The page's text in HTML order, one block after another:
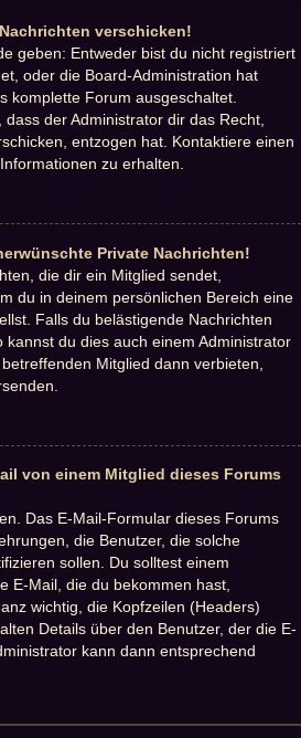
verschicken!
geben: Entweder bist du nicht registriert
oder die Board-Administration hat
komplette Forum ausgeschaltet.
der Administrator dir das Recht,
entzogen hat. Kontaktiere einen
zu erhalten.
Private Nachrichten!
die dir ein Mitglied sendet,
du in deinem persönlichen Bereich eine
Falls du belästigende Nachrichten
du dies auch einem Administrator
Mitglied dann verbieten,
von einem Mitglied dieses Forums
Das E-Mail-Formular dieses Forums
die Benutzer, die solche
sollen. Du solltest einem
E-Mail, die du bekommen hast,
wichtig, die Kopfzeilen (Headers)
Details über den Benutzer, der die E-
kann dann entsprechend